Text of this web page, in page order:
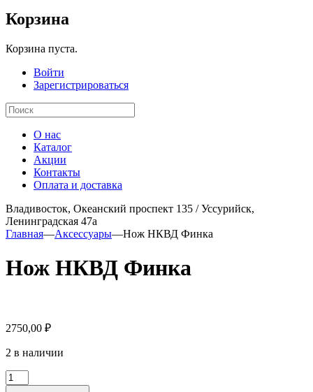
Корзина
Корзина пуста.
Войти
Зарегистрироваться
О нас
Каталог
Акции
Контакты
Оплата и доставка
Владивосток, Океанский проспект 135 / Уссурийск,
Ленинградская 47а
Главная—Аксессуары—Нож НКВД Финка
Нож НКВД Финка
2750,00 ₽
2 в наличии
Количество
товара